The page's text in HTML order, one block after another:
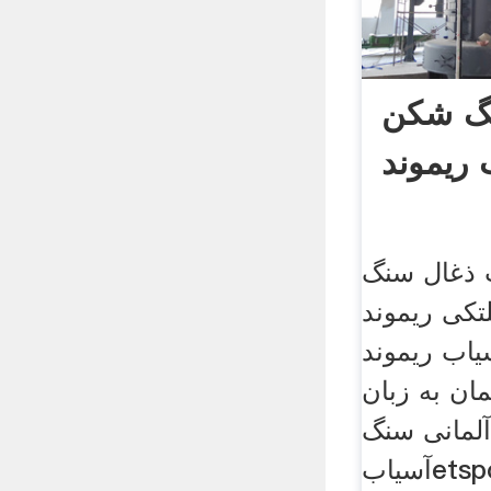
شکن
ریموند
ذغال سنگ
ریموند
ریموند
به زبان
آلمانی سنگ
آسیابetspowerasia. ...